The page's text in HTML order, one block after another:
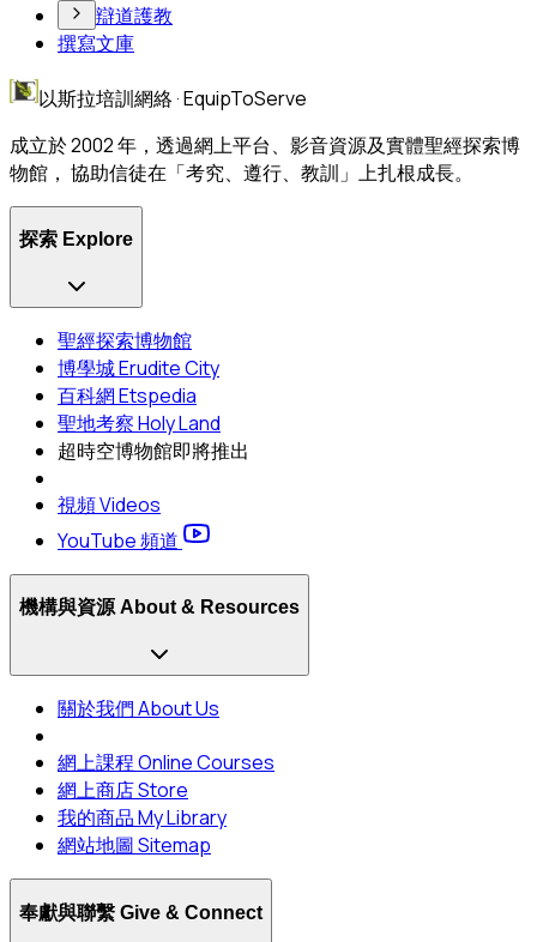
辯道護教
撰寫文庫
以斯拉培訓網絡 · EquipToServe
成立於 2002 年，透過網上平台、影音資源及實體聖經探索博
物館， 協助信徒在「考究、遵行、教訓」上扎根成長。
探索 Explore
聖經探索博物館
博學城 Erudite City
百科網 Etspedia
聖地考察 Holy Land
超時空博物館即將推出
視頻 Videos
YouTube 頻道
機構與資源 About & Resources
關於我們 About Us
網上課程 Online Courses
網上商店 Store
我的商品 My Library
網站地圖 Sitemap
奉獻與聯繫 Give & Connect